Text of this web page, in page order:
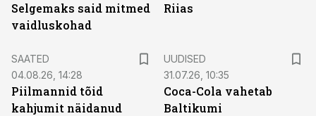
Selgemaks said mitmed
vaidluskohad
Riias
SAATED
04.08.26, 14:28
Piilmannid tõid
kahjumit näidanud
UUDISED
31.07.26, 10:35
Coca-Cola vahetab
Baltikumi